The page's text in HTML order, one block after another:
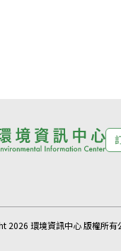
2026 環境資訊中心 版權所有